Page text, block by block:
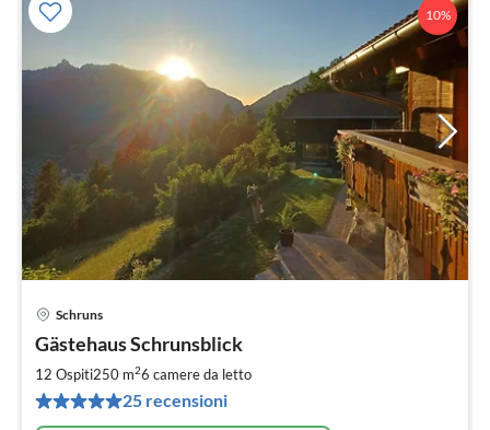
10%
Schruns
Gästehaus Schrunsblick
12 Ospiti250 m26 camere da letto
25 recensioni